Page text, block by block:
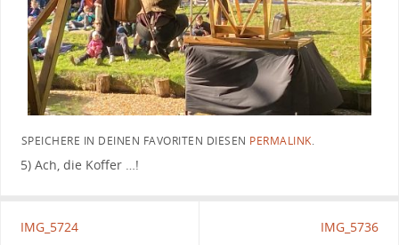
SPEICHERE IN DEINEN FAVORITEN DIESEN PERMALINK.
5) Ach, die Koffer …!
IMG_5724 IMG_5736